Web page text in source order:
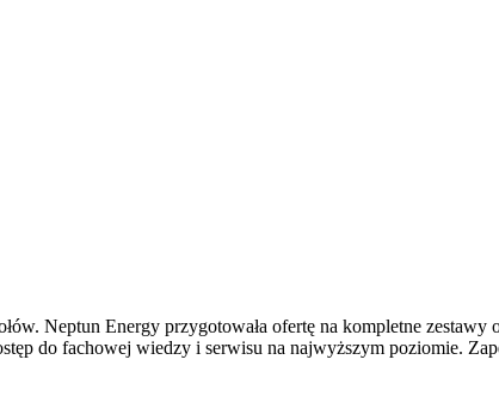
Neptun Energy przygotowała ofertę na kompletne zestawy
do fachowej wiedzy i serwisu na najwyższym poziomie.